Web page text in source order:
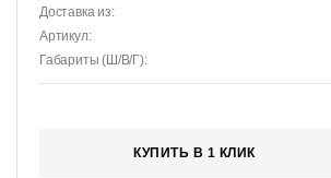
Доставка из:
Артикул:
Габариты (Ш/В/Г):
КУПИТЬ В 1 КЛИК